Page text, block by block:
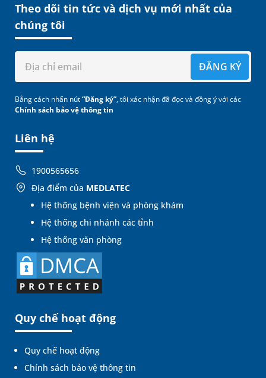
Liên hệ
1900565656
Địa điểm của MEDLATEC
Hệ thống bệnh viện và phòng khám
Hệ thống chi nhánh các tỉnh
Hệ thống văn phòng
Quy chế hoạt động
Quy chế hoạt động
Chính sách bảo vệ thông tin
Theo dõi tin tức và dịch vụ mới nhất của
chúng tôi
ĐĂNG KÝ
Bằng cách nhấn nút“Đăng ký”, tôi xác nhận đã đọc và đồng ý với các
Chính sách bảo vệ thông tin